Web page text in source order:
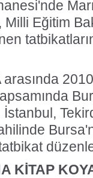
Milli Eğitim
arasında
KİTAP